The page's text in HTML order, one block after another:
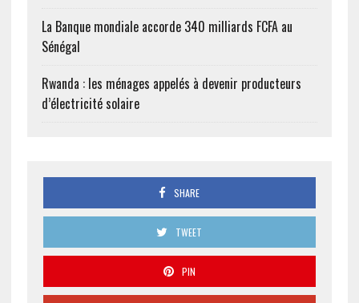
La Banque mondiale accorde 340 milliards FCFA au
Sénégal
Rwanda : les ménages appelés à devenir producteurs
d’électricité solaire
SHARE
TWEET
PIN